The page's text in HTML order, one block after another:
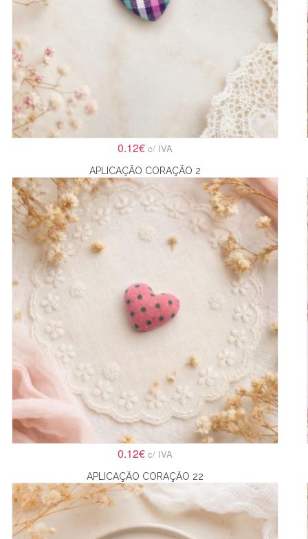
0.12€ c/ IVA
APLICAÇÃO CORAÇÃO 2
0.12€ c/ IVA
APLICAÇÃO CORAÇÃO 22